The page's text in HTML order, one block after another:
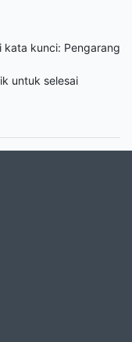
kata kunci: Pengarang
untuk selesai